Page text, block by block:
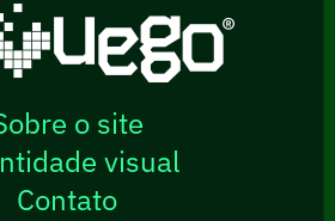
o site
visual
Contato